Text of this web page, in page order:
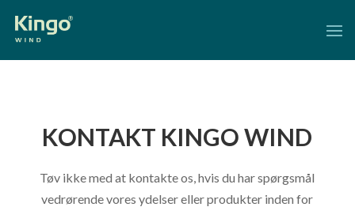
KONTAKT KINGO WIND
Tøv ikke med at kontakte os, hvis du har spørgsmål
vedrørende vores ydelser eller produkter inden for